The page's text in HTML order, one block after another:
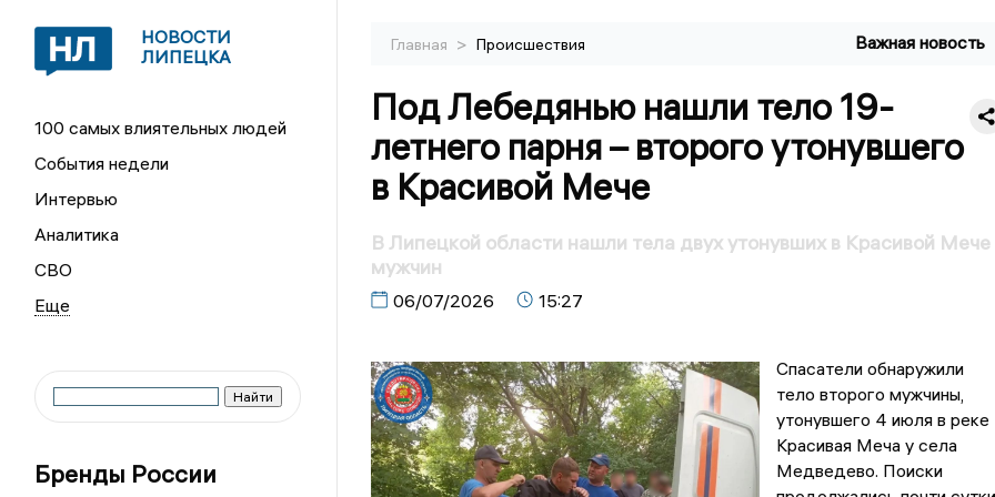
НОВОСТИ
ЛИПЕЦКА
100 самых влиятельных людей
События недели
Интервью
Аналитика
СВО
Бренды России
Главная > Происшествия Важная новость
Под Лебедянью нашли тело 19-
летнего парня – второго утонувшего
в Красивой Мече
В Липецкой области нашли тела двух утонувших в Красивой Мече
мужчин
06/07/2026 15:27
Спасатели обнаружили
тело второго мужчины,
утонувшего 4 июля в реке
Красивая Меча у села
Медведево. Поиски